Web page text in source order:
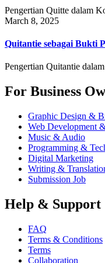
Pengertian Quitte dalam
March 8, 2025
Quitantie sebagai Bukti
Pengertian Quitantie
For Business
Graphic Design &
Web Development
Music & Audio
Programming &
Digital Marketing
Writing &
Submission Job
Help & Support
FAQ
Terms & Conditions
Terms
Collaboration